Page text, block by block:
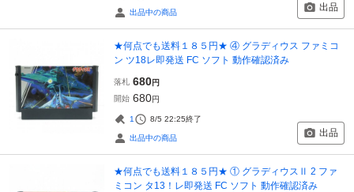
出品中の商品 出品
★何点でも送料１８５円★ ④ グラディウス ファミコ
ン ツ18レ即発送 FC ソフト 動作確認済み
落札 680円
開始 680円
1 8/5 22:25終了
出品中の商品 出品
★何点でも送料１８５円★ ① グラディウスⅡ 2 ファ
ミコン タ13！レ即発送 FC ソフト 動作確認済み